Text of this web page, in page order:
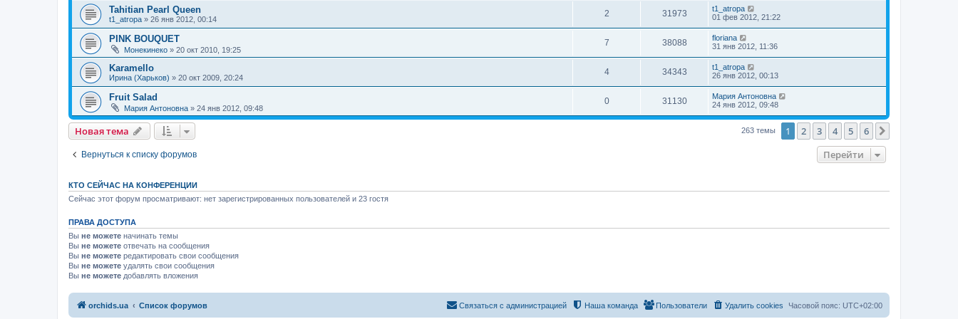
Tahitian Pearl Queen
t1_atropa » 26 янв 2012, 00:14
2 31973
t1_atropa
01 фев 2012, 21:22
PINK BOUQUET
Монекинеко » 20 окт 2010, 19:25
7 38088
floriana
31 янв 2012, 11:36
Karamello
Ирина (Харьков) » 20 окт 2009, 20:24
4 34343
t1_atropa
26 янв 2012, 00:13
Fruit Salad
Мария Антоновна » 24 янв 2012, 09:48
0 31130
Мария Антоновна
24 янв 2012, 09:48
Новая тема 263 темы 1 2 3 4 5 6
Вернуться к списку форумов Перейти
КТО СЕЙЧАС НА КОНФЕРЕНЦИИ
Сейчас этот форум просматривают: нет зарегистрированных пользователей и 23 гостя
ПРАВА ДОСТУПА
Вы не можете начинать темы
Вы не можете отвечать на сообщения
Вы не можете редактировать свои сообщения
Вы не можете удалять свои сообщения
Вы не можете добавлять вложения
orchids.ua Список форумов Часовой пояс: UTC+02:00
Удалить cookies
Пользователи
Наша команда
Связаться с администрацией